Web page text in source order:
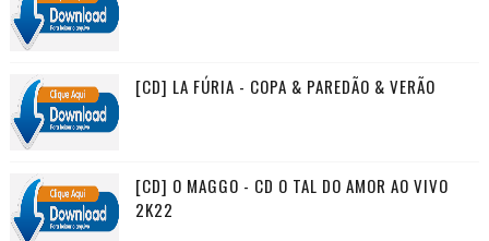
[CD] LA FÚRIA - COPA & PAREDÃO & VERÃO
[CD] O MAGGO - CD O TAL DO AMOR AO VIVO
2K22